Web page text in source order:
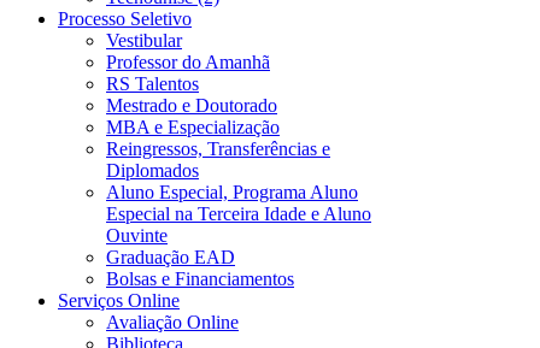
Processo Seletivo
Vestibular
Professor do Amanhã
RS Talentos
Mestrado e Doutorado
MBA e Especialização
Reingressos, Transferências e
Diplomados
Aluno Especial, Programa Aluno
Especial na Terceira Idade e Aluno
Ouvinte
Graduação EAD
Bolsas e Financiamentos
Serviços Online
Avaliação Online
Biblioteca